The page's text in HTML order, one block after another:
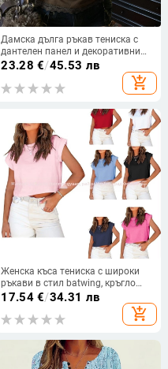
Дамска дълга ръкав тениска с
дантелен панел и декоративни
шевове, тънък силует, V‑образно
23.28 €/45.53 лв
add_shopping_cart
Женска къса тениска с широки
ръкави в стил batwing, кръгло
деколте, едноцветна, градски
17.54€/34.31 лв
add_shopping_cart